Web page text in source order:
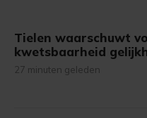
Tielen waarschuwt
kwetsbaarheid
27 minuten geleden